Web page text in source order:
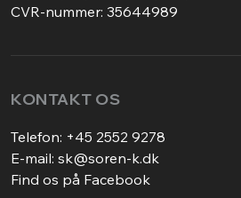
CVR-nummer: 35644989
KONTAKT OS
Telefon: +45 2552 9278
E-mail:sk@soren-k.dk
Find os på Facebook